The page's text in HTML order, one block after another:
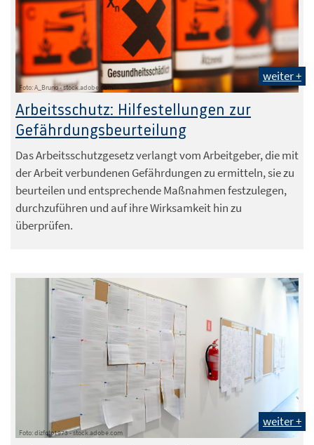
Foto: A_Bruno - stock.adobe.com
weiter +
Arbeitsschutz: Hilfestellungen zur
Gefährdungsbeurteilung
Das Arbeitsschutzgesetz verlangt vom Arbeitgeber, die mit
der Arbeit verbundenen Gefährdungen zu ermitteln, sie zu
beurteilen und entsprechende Maßnahmen festzulegen,
durchzuführen und auf ihre Wirksamkeit hin zu
überprüfen.
Foto: dizfoto1973 - stock.adobe.com
weiter +